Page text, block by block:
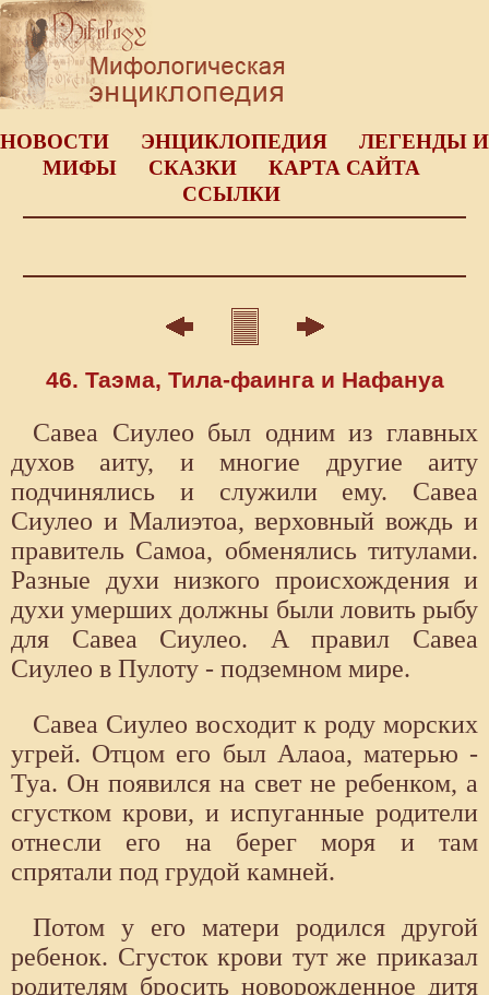
НОВОСТИ ЭНЦИКЛОПЕДИЯ
ЛЕГЕНДЫ И
МИФЫ
СКАЗКИ
КАРТА САЙТА
ССЫЛКИ
46. Таэма, Тила-фаинга и Нафануа
Савеа Сиулео был одним из главных
духов аиту, и многие другие аиту
подчинялись и служили ему. Савеа
Сиулео и Малиэтоа, верховный вождь и
правитель Самоа, обменялись титулами.
Разные духи низкого происхождения и
духи умерших должны были ловить рыбу
для Савеа Сиулео. А правил Савеа
Сиулео в Пулоту - подземном мире.
Савеа Сиулео восходит к роду морских
угрей. Отцом его был Алаоа, матерью -
Туа. Он появился на свет не ребенком, а
сгустком крови, и испуганные родители
отнесли его на берег моря и там
спрятали под грудой камней.
Потом у его матери родился другой
ребенок. Сгусток крови тут же приказал
родителям бросить новорожденное дитя